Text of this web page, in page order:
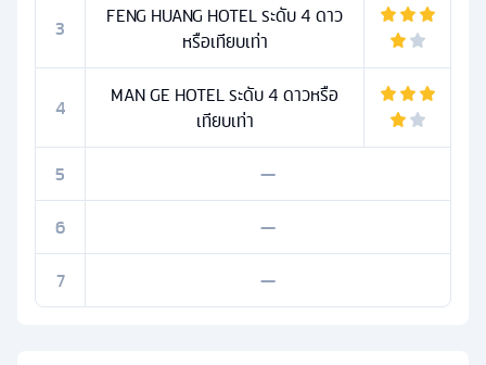
3
FENG HUANG HOTEL ระดับ 4 ดาว
หรือเทียบเท่า
4
MAN GE HOTEL ระดับ 4 ดาวหรือ
เทียบเท่า
5
—
6
—
7
—